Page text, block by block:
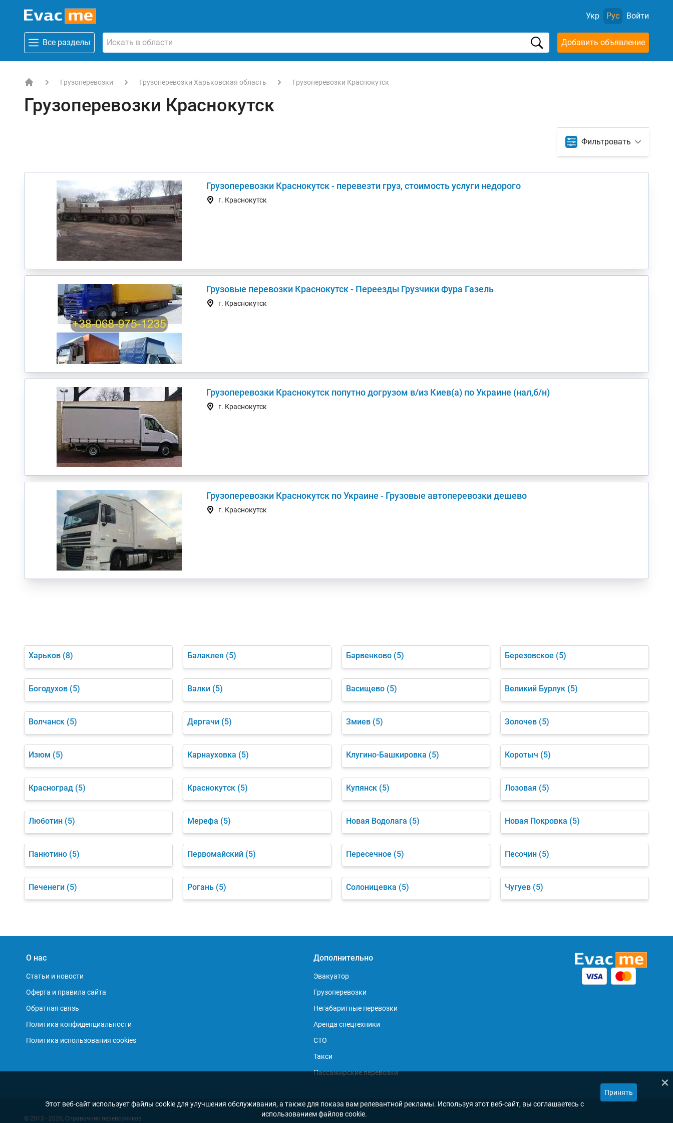
Укр Рус Войти
Все разделы Добавить объявление
Грузоперевозки Грузоперевозки Харьковская область Грузоперевозки Краснокутск
Грузоперевозки Краснокутск
Фильтровать
Грузоперевозки Краснокутск - перевезти груз, стоимость услуги недорого
г. Краснокутск
Грузовые перевозки Краснокутск - Переезды Грузчики Фура Газель
г. Краснокутск
Грузоперевозки Краснокутск попутно догрузом в/из Киев(а) по Украине (нал,б/н)
г. Краснокутск
Грузоперевозки Краснокутск по Украине - Грузовые автоперевозки дешево
г. Краснокутск
Харьков (8) Балаклея (5) Барвенково (5) Березовское (5)
Богодухов (5) Валки (5) Васищево (5) Великий Бурлук (5)
Волчанск (5) Дергачи (5) Змиев (5) Золочев (5)
Изюм (5) Карнауховка (5) Клугино-Башкировка (5) Коротыч (5)
Красноград (5) Краснокутск (5) Купянск (5) Лозовая (5)
Люботин (5) Мерефа (5) Новая Водолага (5) Новая Покровка (5)
Панютино (5) Первомайский (5) Пересечное (5) Песочин (5)
Печенеги (5) Рогань (5) Солоницевка (5) Чугуев (5)
О нас
Статьи и новости
Оферта и правила сайта
Обратная связь
Политика конфиденциальности
Политика использования cookies
Дополнительно
Эвакуатор
Грузоперевозки
Негабаритные перевозки
Аренда спецтехники
СТО
Такси
Пассажирские перевозки
© 2013 - 2026, Справочник перевозчиков
×
Этот веб-сайт использует файлы cookie для улучшения обслуживания, а также для показа вам релевантной рекламы. Используя этот веб-сайт, вы соглашаетесь с
использованием файлов cookie.
Принять